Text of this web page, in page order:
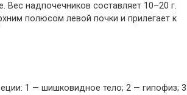
надпочечников составляет 10–20 г.
полюсом левой почки и прилегает к
1 — шишковидное тело; 2 — гипофиз; 3